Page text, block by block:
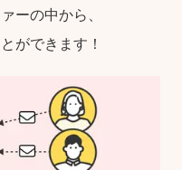
ーの中から、
ができます！